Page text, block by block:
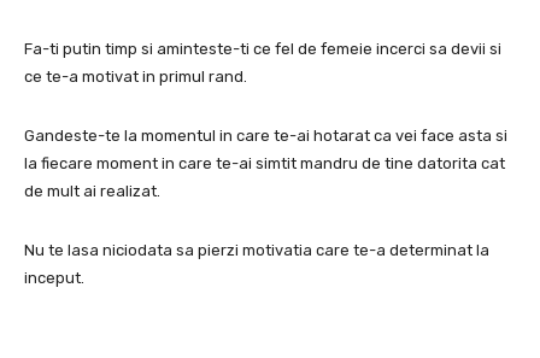
Fa-ti putin timp si aminteste-ti ce fel de femeie incerci sa devii si
ce te-a motivat in primul rand.
Gandeste-te la momentul in care te-ai hotarat ca vei face asta si
la fiecare moment in care te-ai simtit mandru de tine datorita cat
de mult ai realizat.
Nu te lasa niciodata sa pierzi motivatia care te-a determinat la
inceput.